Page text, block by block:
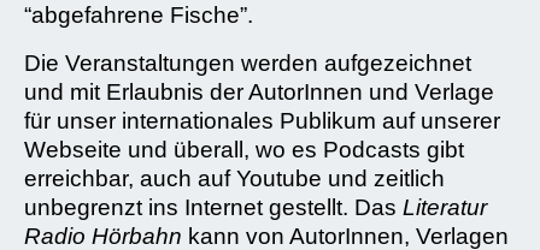
“abgefahrene Fische”.
Die Veranstaltungen werden aufgezeichnet
und mit Erlaubnis der AutorInnen und Verlage
für unser internationales Publikum auf unserer
Webseite und überall, wo es Podcasts gibt
erreichbar, auch auf Youtube und zeitlich
unbegrenzt ins Internet gestellt. Das Literatur
Radio Hörbahn kann von AutorInnen, Verlagen